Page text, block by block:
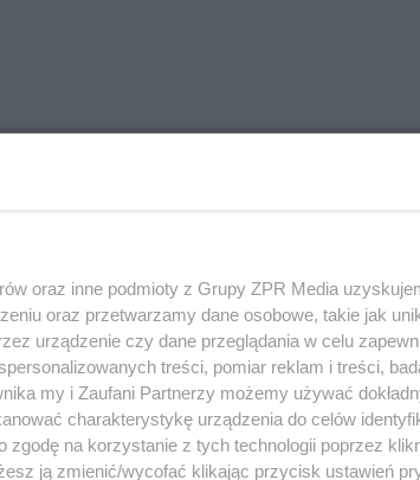
okoliczności tragedii.
oraz inne podmioty z Grupy ZPR Media
oraz przetwarzamy dane osobowe, takie jak
urządzenie czy dane przeglądania w celu
treści, pomiar reklam i treści,
my i Zaufani Partnerzy możemy używać
charakterystykę urządzenia do celów
na korzystanie z tych technologii poprzez
ją zmienić/wycofać klikając przycisk ustawień